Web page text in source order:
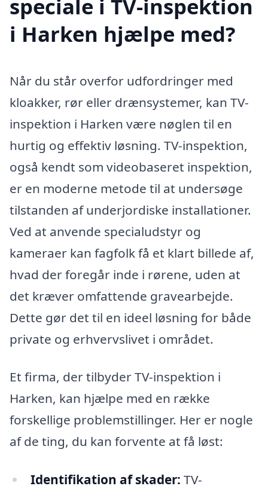
speciale i TV-inspektion
i Harken hjælpe med?
Når du står overfor udfordringer med
kloakker, rør eller drænsystemer, kan TV-
inspektion i Harken være nøglen til en
hurtig og effektiv løsning. TV-inspektion,
også kendt som videobaseret inspektion,
er en moderne metode til at undersøge
tilstanden af underjordiske installationer.
Ved at anvende specialudstyr og
kameraer kan fagfolk få et klart billede af,
hvad der foregår inde i rørene, uden at
det kræver omfattende gravearbejde.
Dette gør det til en ideel løsning for både
private og erhvervslivet i området.
Et firma, der tilbyder TV-inspektion i
Harken, kan hjælpe med en række
forskellige problemstillinger. Her er nogle
af de ting, du kan forvente at få løst:
Identifikation af skader: TV-